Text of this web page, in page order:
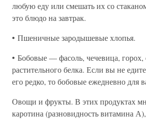
любую еду или смешать их со
это блюдо на завтрак.
• Пшеничные зародышевые хлопья.
• Бобовые — фасоль, чечевица,
растительного белка. Если вы не
его редко, то бобовые ежедневно для
Овощи и фрукты. В этих продуктах
каротина (разновидность витамина